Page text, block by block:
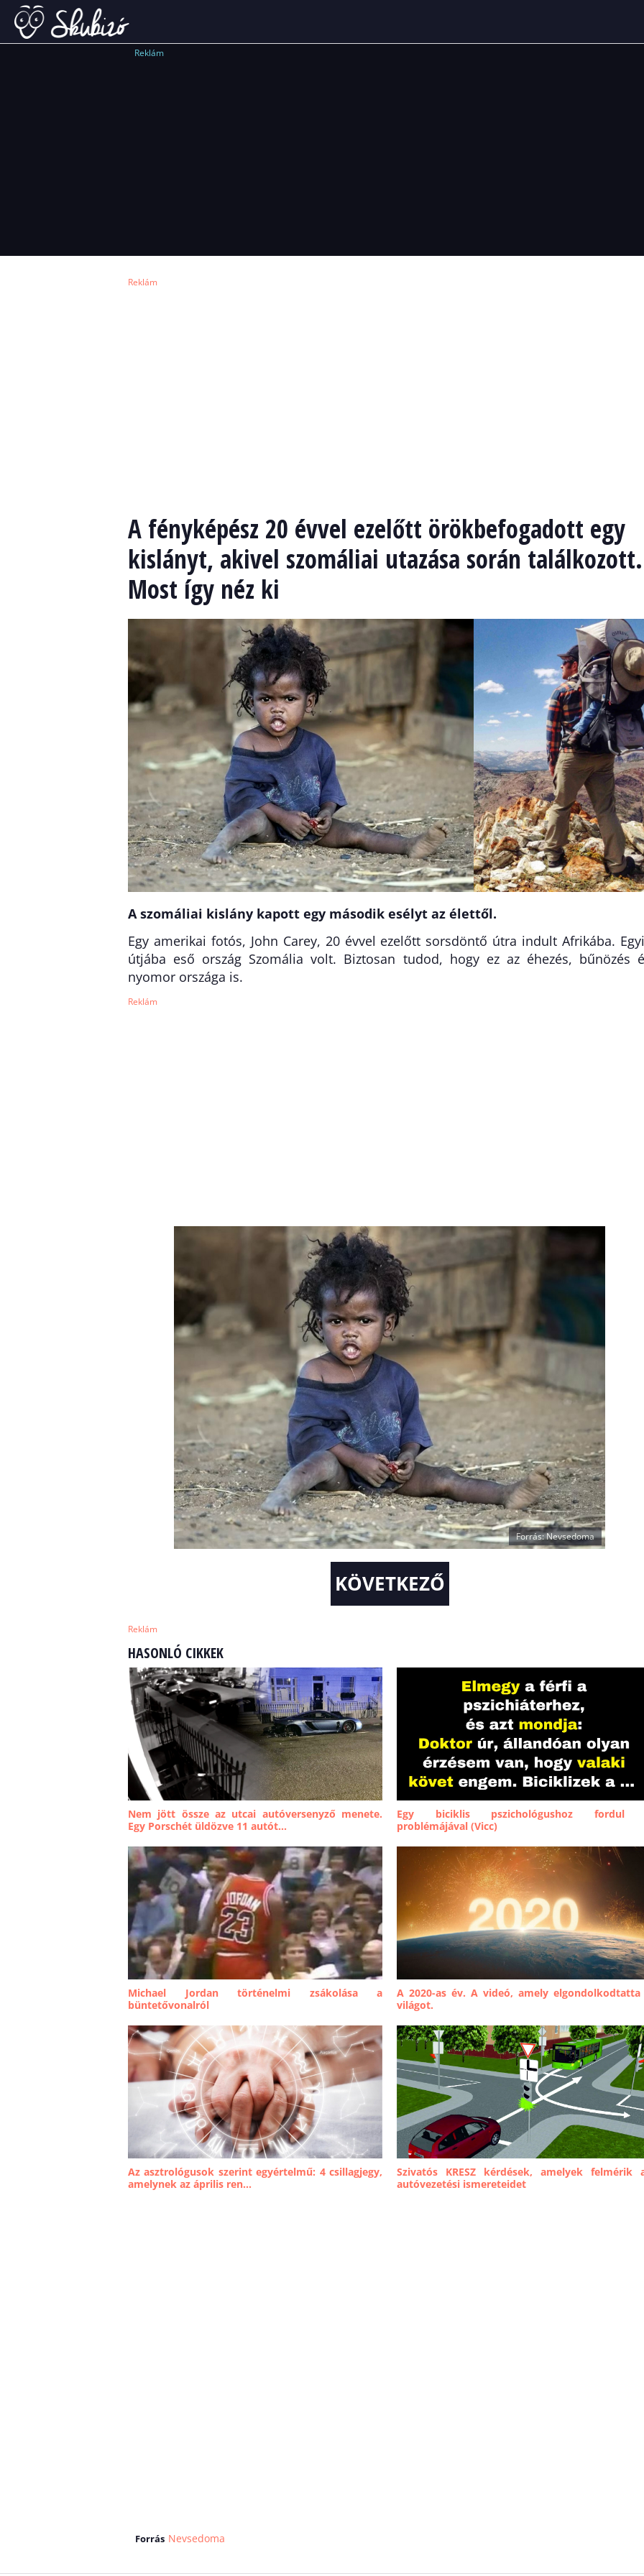
Reklám
Reklám
A fényképész 20 évvel ezelőtt örökbefogadott egy
kislányt, akivel szomáliai utazása során találkozott.
Most így néz ki
A szomáliai kislány kapott egy második esélyt az élettől.
Egy amerikai fotós, John Carey, 20 évvel ezelőtt sorsdöntő útra indult Afrikába.
útjába eső ország Szomália volt. Biztosan tudod, hogy ez az éhezés, bűnözés
nyomor országa is.
Reklám
Forrás: Nevsedoma
KÖVETKEZŐ
Reklám
HASONLÓ CIKKEK
Nem jött össze az utcai autóversenyző menete.
Egy Porschét üldözve 11 autót...
Egy biciklis pszichológushoz fordul
problémájával (Vicc)
Michael Jordan történelmi zsákolása a
büntetővonalról
A 2020-as év. A videó, amely elgondolkodtatta
világot.
Az asztrológusok szerint egyértelmű: 4 csillagjegy,
amelynek az április ren...
Szivatós KRESZ kérdések, amelyek felmérik
autóvezetési ismereteidet
Forrás Nevsedoma